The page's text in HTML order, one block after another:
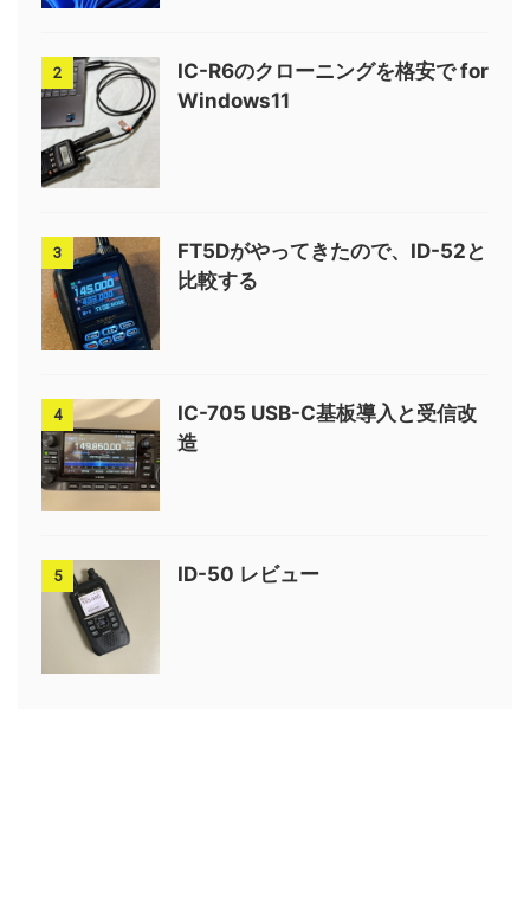
2
IC-R6のクローニングを格安で for
Windows11
3
FT5Dがやってきたので、ID-52と
比較する
4
IC-705 USB-C基板導入と受信改
造
5 ID-50 レビュー